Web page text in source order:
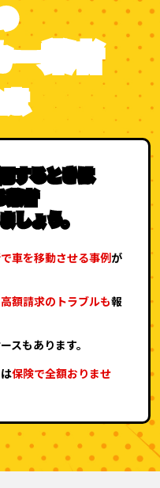
ー業者
するときは
業者
しょう。
車を移動させる事例が
高額請求のトラブルも報
スもあります。
保険で全額おりませ